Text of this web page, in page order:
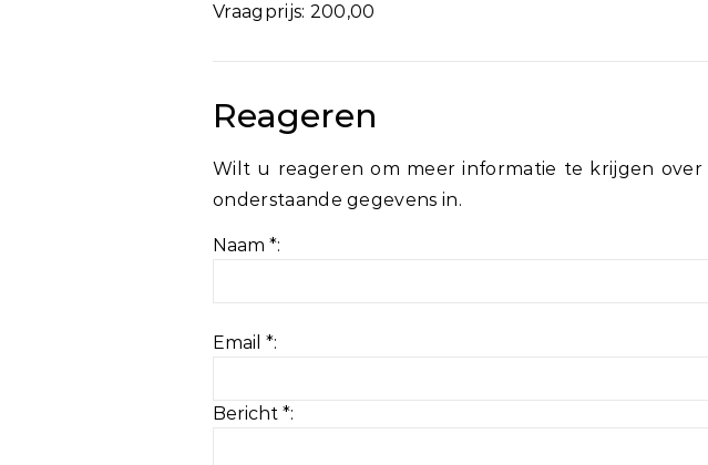
Vraagprijs: 200,00
Reageren
Wilt u reageren om meer informatie te krijgen over
onderstaande gegevens in.
Naam *:
Email *:
Bericht *: